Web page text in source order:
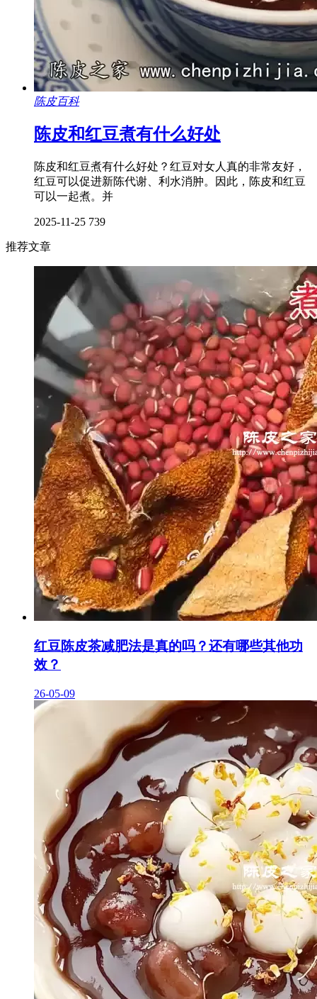
陈皮百科
陈皮和红豆煮有什么好处
陈皮和红豆煮有什么好处？红豆对女人真的非常友好，
红豆可以促进新陈代谢、利水消肿。因此，陈皮和红豆
可以一起煮。并
2025-11-25 739
推荐文章
红豆陈皮茶减肥法是真的吗？还有哪些其他功
效？
26-05-09